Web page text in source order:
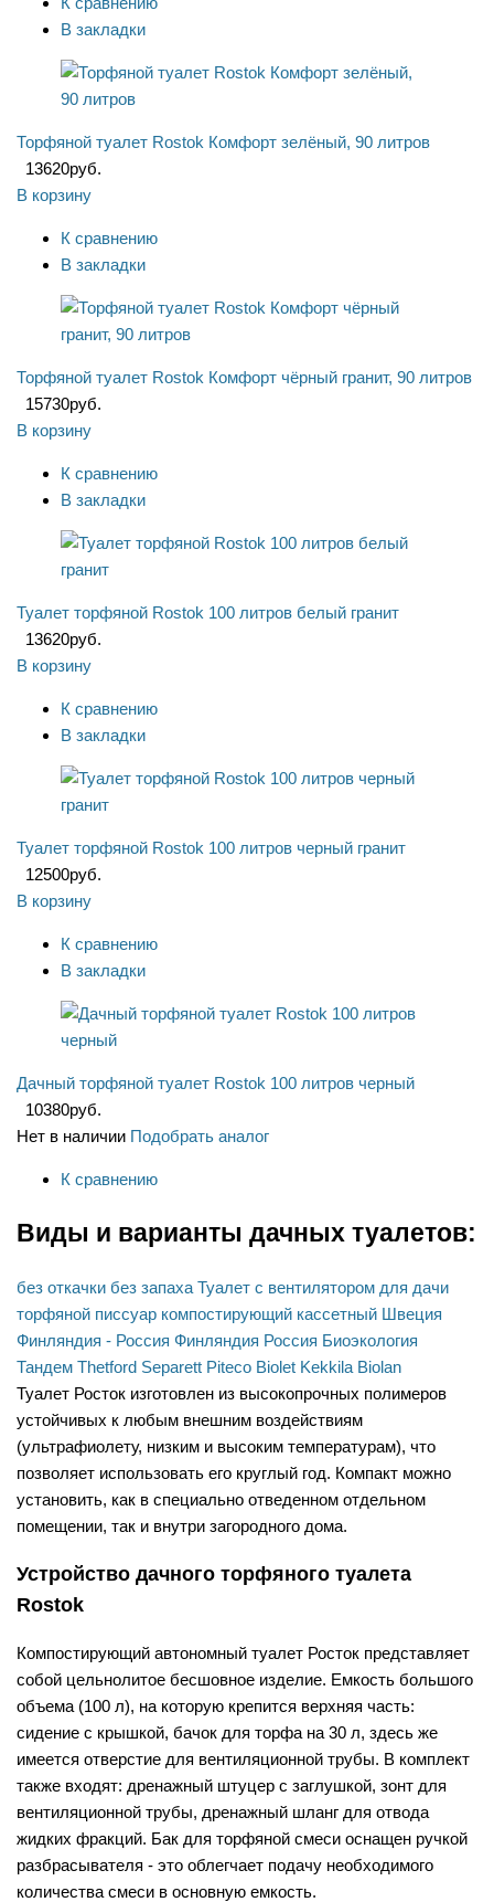
В закладки
Торфяной туалет Rostok Комфорт зелёный, 90 литров
13620руб.
В корзину
К сравнению
В закладки
Торфяной туалет Rostok Комфорт чёрный гранит, 90 литров
15730руб.
В корзину
К сравнению
В закладки
Туалет торфяной Rostok 100 литров белый гранит
13620руб.
В корзину
К сравнению
В закладки
Туалет торфяной Rostok 100 литров черный гранит
12500руб.
В корзину
К сравнению
В закладки
Дачный торфяной туалет Rostok 100 литров черный
10380руб.
Нет в наличии Подобрать аналог
К сравнению
Виды и варианты дачных туалетов:
без откачки без запаха Туалет с вентилятором для дачи
торфяной писсуар компостирующий кассетный Швеция
Финляндия - Россия Финляндия Россия Биоэкология
Тандем Thetford Separett Piteco Biolet Kekkila Biolan
Туалет Росток изготовлен из высокопрочных полимеров
устойчивых к любым внешним воздействиям
(ультрафиолету, низким и высоким температурам), что
позволяет использовать его круглый год. Компакт можно
установить, как в специально отведенном отдельном
помещении, так и внутри загородного дома.
Устройство дачного торфяного туалета
Rostok
Компостирующий автономный туалет Росток представляет
собой цельнолитое бесшовное изделие. Емкость большого
объема (100 л), на которую крепится верхняя часть:
сидение с крышкой, бачок для торфа на 30 л, здесь же
имеется отверстие для вентиляционной трубы. В комплект
также входят: дренажный штуцер с заглушкой, зонт для
вентиляционной трубы, дренажный шланг для отвода
жидких фракций. Бак для торфяной смеси оснащен ручкой
разбрасывателя - это облегчает подачу необходимого
количества смеси в основную емкость.